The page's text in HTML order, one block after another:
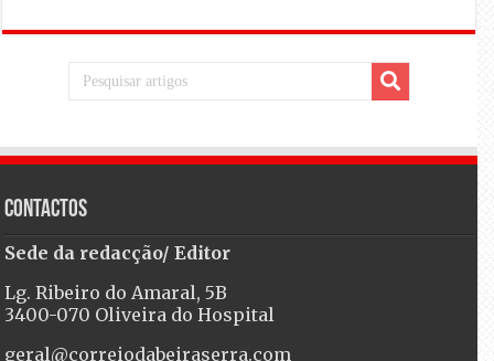
Contactos
Sede da redacção/ Editor
Lg. Ribeiro do Amaral, 5B
3400-070 Oliveira do Hospital
geral@correiodabeiraserra.com